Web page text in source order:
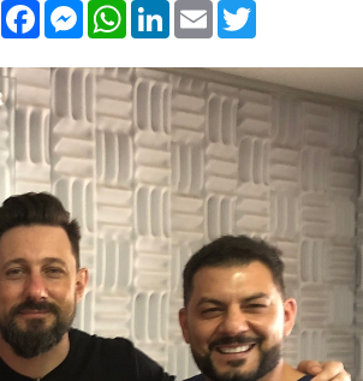
Compartilhar
FacebookMessenger
WhatsApp
LinkedIn
Email